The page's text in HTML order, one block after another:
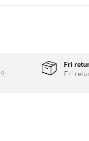
Fri
Fri